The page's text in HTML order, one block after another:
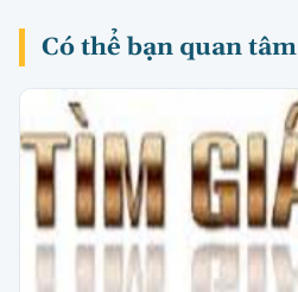
Có thể bạn quan tâm